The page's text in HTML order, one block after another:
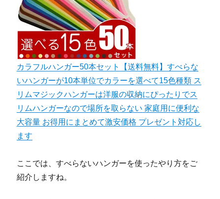
カラフルハンガー50本セット【送料無料】すべらな
いハンガーが10本単位でカラーを選べて15色種類 ス
リムマジックハンガーは洋服の収納にぴったりでス
リムハンガーなので場所を取らない 家庭用に便利な
大容量 お得用にまとめて激安価格 プレゼント対応し
ます
ここでは、すべらないハンガーを使ったやり方をご
紹介しますね。